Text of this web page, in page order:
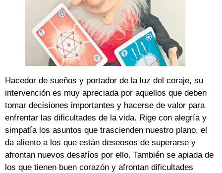
Hacedor de sueños y portador de la luz del coraje, su
intervención es muy apreciada por aquellos que deben
tomar decisiones importantes y hacerse de valor para
enfrentar las dificultades de la vida. Rige con alegría y
simpatía los asuntos que trascienden nuestro plano, el
da aliento a los que están deseosos de superarse y
afrontan nuevos desafíos por ello. También se apiada de
los que tienen buen corazón y afrontan dificultades